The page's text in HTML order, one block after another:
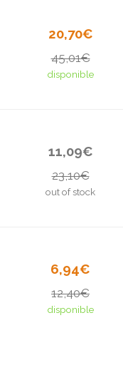
20,70€
45,01€
disponible
11,09€
23,10€
out of stock
6,94€
12,40€
disponible